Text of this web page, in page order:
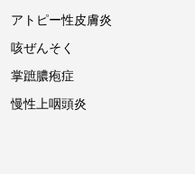
アトピー性皮膚炎
咳ぜんそく
掌蹠膿疱症
慢性上咽頭炎